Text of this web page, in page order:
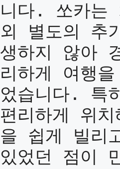
니다. 쏘카는
외 별도의 추
생하지 않아
리하게 여행
었습니다. 특
편리하게 위
을 쉽게 빌리
있었던 점이